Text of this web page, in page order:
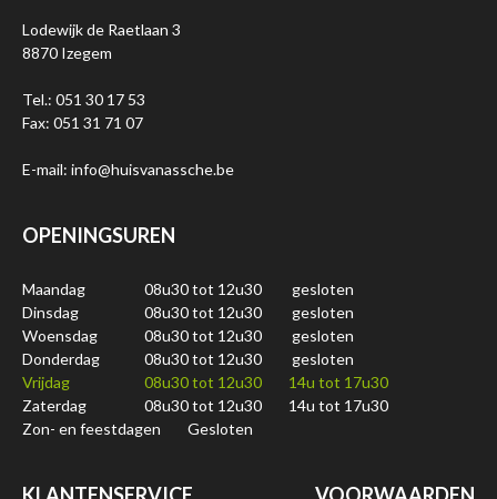
Lodewijk de Raetlaan 3
8870 Izegem
Tel.: 051 30 17 53
Fax: 051 31 71 07
E-mail: info@huisvanassche.be
OPENINGSUREN
Maandag 08u30 tot 12u30
gesloten
Dinsdag
08u30 tot 12u30
gesloten
Woensdag
08u30 tot 12u30
gesloten
Donderdag
08u30 tot 12u30
gesloten
Vrijdag
08u30 tot 12u30
14u tot 17u30
Zaterdag
08u30 tot 12u30
14u tot 17u30
Zon- en feestdagen
Gesloten